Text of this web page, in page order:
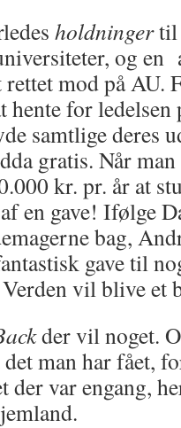
holdningertil
og en
mod på AU.
hente for
samtlige deres
gratis. Når
kr. pr. år at
en gave! Ifølge
bag,
gave til
vil blive et
der vil noget.
man har fået,
der var engang,